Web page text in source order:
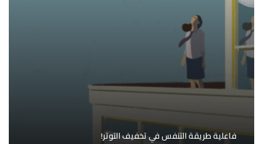
فاعلية طريقة التنفس في تخفيف التوتر!